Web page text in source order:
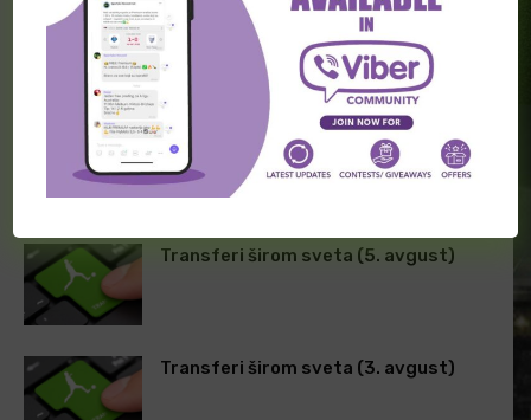
(Četvrtak)
POVEZANI ČLANCI
Transferi širom sveta (8. avgust)
Transferi širom sveta (5. avgust)
Transferi širom sveta (3. avgust)